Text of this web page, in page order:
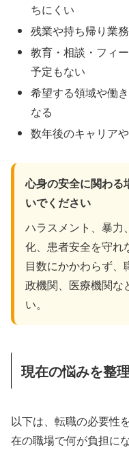
ちにくい
残業や持ち帰り業
教育・相談・フィ
予定もない
希望する領域や働
なる
数年後のキャリア
心身の安全に関わる
いでください
ハラスメント、暴力
化、患者安全を守れ
目数にかかわらず
政機関、医療機関な
い。
現在の悩みを整
以下は、転職の必要性
在の職場で何が負担に